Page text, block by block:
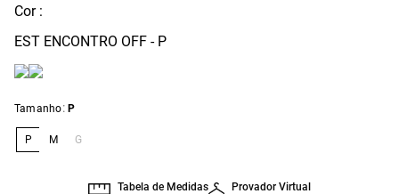
Cor :
EST ENCONTRO OFF - P
Tamanho: P
P M G
Provador Virtual
Tabela de Medidas